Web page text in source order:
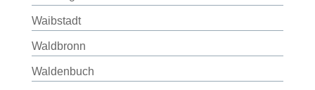
Waibstadt
Waldbronn
Waldenbuch